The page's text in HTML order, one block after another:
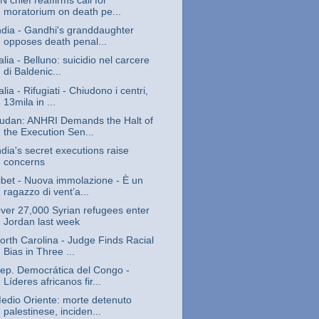
moratorium on death pe...
- Gandhi's granddaughter
opposes death penal...
- Belluno: suicidio nel carcere
di Baldenic...
- Rifugiati - Chiudono i centri,
13mila in ...
ANHRI Demands the Halt of
the Execution Sen...
secret executions raise
concerns
- Nuova immolazione - È un
ragazzo di vent’a...
27,000 Syrian refugees enter
Jordan last week
Carolina - Judge Finds Racial
Bias in Three ...
Democrática del Congo -
Líderes africanos fir...
Oriente: morte detenuto
palestinese, inciden...